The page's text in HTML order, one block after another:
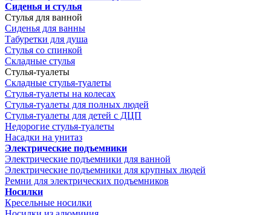
Сиденья и стулья
Стулья для ванной
Сиденья для ванны
Табуретки для душа
Стулья со спинкой
Складные стулья
Стулья-туалеты
Складные стулья-туалеты
Стулья-туалеты на колесах
Стулья-туалеты для полных людей
Стулья-туалеты для детей с ДЦП
Недорогие стулья-туалеты
Насадки на унитаз
Электрические подъемники
Электрические подъемники для ванной
Электрические подъемники для крупных людей
Ремни для электрических подъемников
Носилки
Кресельные носилки